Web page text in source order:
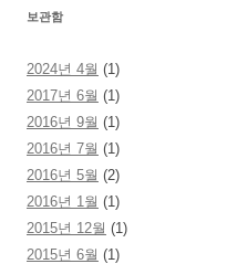
보관함
2024년 4월 (1)
2017년 6월 (1)
2016년 9월 (1)
2016년 7월 (1)
2016년 5월 (2)
2016년 1월 (1)
2015년 12월 (1)
2015년 6월 (1)